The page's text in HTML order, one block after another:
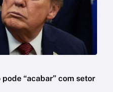
“acabar” com setor